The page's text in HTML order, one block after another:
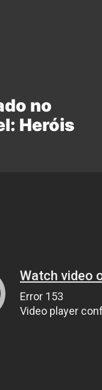
no
Heróis